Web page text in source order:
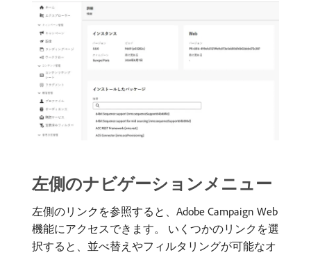
左側のナビゲーションメニュー
左側のリンクを参照すると、Adobe Campaign Web
機能にアクセスできます。 いくつかのリンクを選
択すると、並べ替えやフィルタリングが可能なオ